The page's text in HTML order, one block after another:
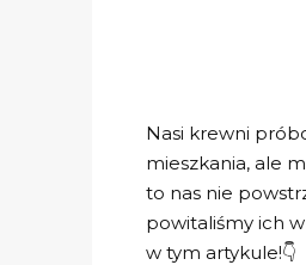
Nasi krewni
mieszkania, ale
to nas nie
powitaliśmy ich
w tym artykule!👇